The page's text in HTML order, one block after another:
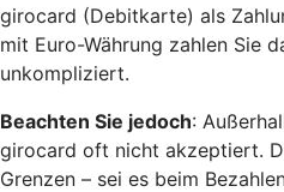
girocard (Debitkarte) als
mit Euro-Währung zahlen Sie
unkompliziert.
Beachten Sie jedoch:
girocard oft nicht akzeptiert.
Grenzen – sei es beim